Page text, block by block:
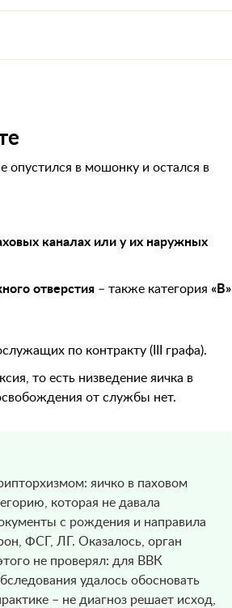
опустился в мошонку и остался в
каналах или у их наружных
отверстия – также категория «В»
по контракту (III графа).
то есть низведение яичка в
от службы нет.
яичко в паховом
которая не давала
с рождения и направила
ФСГ, ЛГ. Оказалось, орган
не проверял: для ВВК
удалось обосновать
– не диагноз решает исход,